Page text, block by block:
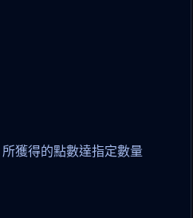
獲得的點數達指定數量